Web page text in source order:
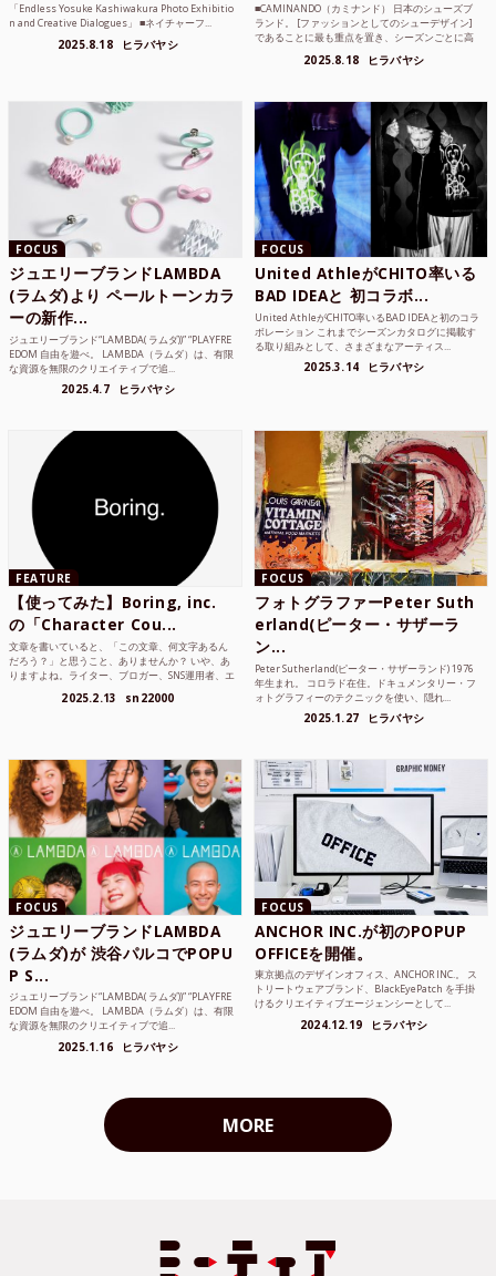
「Endless Yosuke Kashiwakura Photo Exhibitio
n and Creative Dialogues」 ■ネイチャーフ...
2025.8.18 ヒラバヤシ
■CAMINANDO（カミナンド） 日本のシューズブ
ランド。 [ファッションとしてのシューデザイン]
であることに最も重点を置き、シーズンごとに高
2025.8.18 ヒラバヤシ
FOCUS
ジュエリーブランドLAMBDA
(ラムダ)より ペールトーンカラ
ーの新作...
ジュエリーブランド“LAMBDA( ラムダ))” “PLAYFRE
EDOM 自由を遊べ。 LAMBDA（ラムダ）は、有限
な資源を無限のクリエイティブで追...
2025.4.7 ヒラバヤシ
FOCUS
United AthleがCHITO率いる
BAD IDEAと 初コラボ...
United AthleがCHITO率いるBAD IDEAと初のコラ
ボレーション これまでシーズンカタログに掲載す
る取り組みとして、さまざまなアーティス...
2025.3.14 ヒラバヤシ
FEATURE
【使ってみた】Boring, inc.
の「Character Cou...
文章を書いていると、「この文章、何文字あるん
だろう？」と思うこと、ありませんか？ いや、あ
りますよね。ライター、ブロガー、SNS運用者、エ
2025.2.13 sn22000
FOCUS
フォトグラファーPeter Suth
erland(ピーター・サザーラ
ン...
Peter Sutherland(ピーター・サザーランド) 1976
年生まれ。 コロラド在住。ドキュメンタリー・フ
ォトグラフィーのテクニックを使い、隠れ...
2025.1.27 ヒラバヤシ
FOCUS
ジュエリーブランドLAMBDA
(ラムダ)が 渋谷パルコでPOPU
P S...
ジュエリーブランド“LAMBDA( ラムダ))” “PLAYFRE
EDOM 自由を遊べ。 LAMBDA（ラムダ）は、有限
な資源を無限のクリエイティブで追...
2025.1.16 ヒラバヤシ
FOCUS
ANCHOR INC.が初のPOPUP
OFFICEを開催。
東京拠点のデザインオフィス、ANCHOR INC.。 ス
トリートウェアブランド、BlackEyePatch を手掛
けるクリエイティブエージェンシーとして...
2024.12.19 ヒラバヤシ
MORE